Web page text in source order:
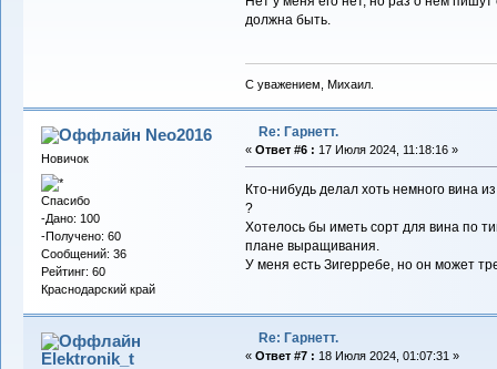
должна быть.
С уважением, Михаил.
Neo2016
Новичок
Спасибо
-Дано: 100
-Получено: 60
Сообщений: 36
Рейтинг: 60
Краснодарский край
Re: Гарнетт.
« Ответ #6 : 17 Июля 2024, 11:18:16 »
Кто-нибудь делал хоть немного вина
?
Хотелось бы иметь сорт для вина по
плане выращивания.
У меня есть Зигерребе, но он может
Elektronik_t
Re: Гарнетт.
« Ответ #7 : 18 Июля 2024, 01:07:31 »